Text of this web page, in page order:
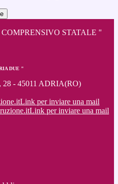
STATALE "
DUE "
- 45011 ADRIA(RO)
Link per inviare una mail
Link per inviare una mail